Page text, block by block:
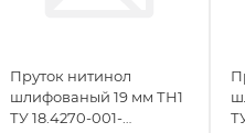
Пруток нитинол
шлифованый 19 мм ТН1
ТУ 18.4270-001-